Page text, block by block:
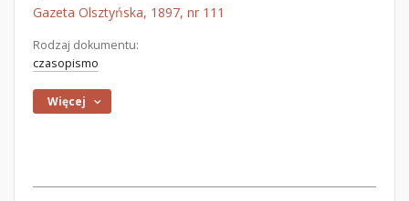
Gazeta Olsztyńska, 1897, nr 111
Rodzaj dokumentu:
czasopismo
Więcej